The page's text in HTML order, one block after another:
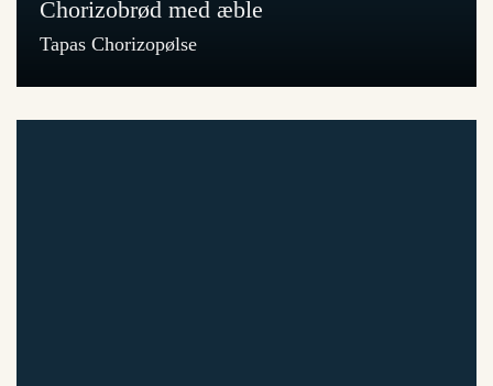
Chorizobrød med æble
Tapas Chorizopølse